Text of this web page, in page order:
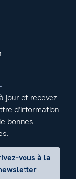
jour et recevez
d’information
bonnes
vous à la